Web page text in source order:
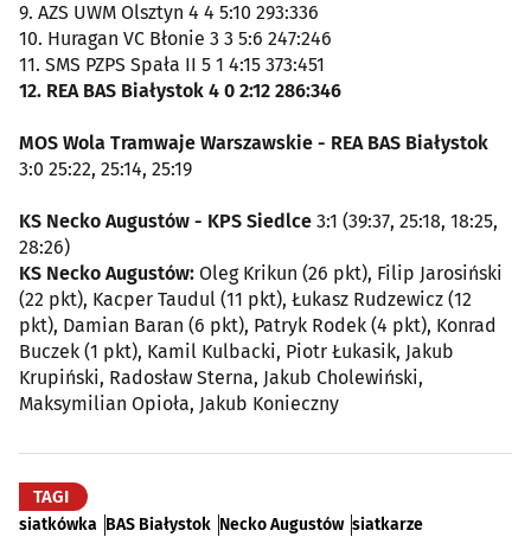
9. AZS UWM Olsztyn 4 4 5:10 293:336
10. Huragan VC Błonie 3 3 5:6 247:246
11. SMS PZPS Spała II 5 1 4:15 373:451
12. REA BAS Białystok 4 0 2:12 286:346
MOS Wola Tramwaje Warszawskie - REA BAS Białystok
3:0 25:22, 25:14, 25:19
KS Necko Augustów - KPS Siedlce 3:1 (39:37, 25:18, 18:25,
28:26)
KS Necko Augustów: Oleg Krikun (26 pkt), Filip Jarosiński
(22 pkt), Kacper Taudul (11 pkt), Łukasz Rudzewicz (12
pkt), Damian Baran (6 pkt), Patryk Rodek (4 pkt), Konrad
Buczek (1 pkt), Kamil Kulbacki, Piotr Łukasik, Jakub
Krupiński, Radosław Sterna, Jakub Cholewiński,
Maksymilian Opioła, Jakub Konieczny
TAGI
siatkówka BAS Białystok Necko Augustów siatkarze